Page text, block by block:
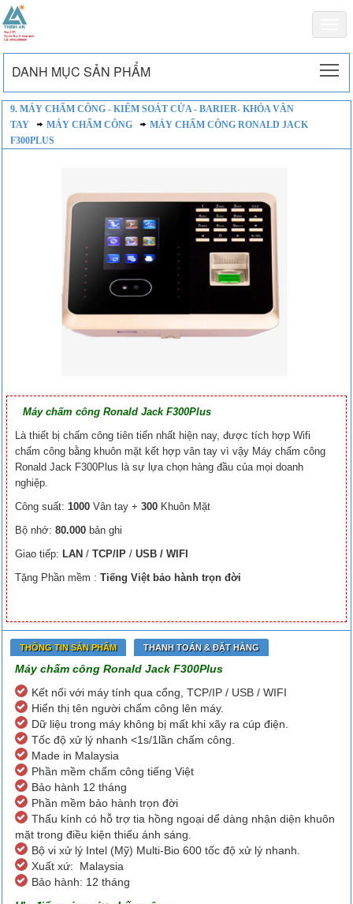
DANH MỤC SẢN PHẨM
9. MÁY CHẤM CÔNG - KIỂM SOÁT CỬA - BARIER- KHÓA VÂN
TAY
MÁY CHẤM CÔNG
MÁY CHẤM CÔNG RONALD JACK
F300PLUS
Máy chấm công Ronald Jack F300Plus
Là thiết bị chấm công tiên tiến nhất hiện nay, được tích hợp Wifi
chấm công bằng khuôn mặt kết hợp vân tay vì vậy Máy chấm công
Ronald Jack F300Plus là sự lựa chọn hàng đầu của mọi doanh
nghiệp.
Công suất: 1000 Vân tay + 300 Khuôn Mặt
Bộ nhớ: 80.000 bản ghi
Giao tiếp: LAN / TCP/IP / USB / WIFI
Tặng Phần mềm : Tiếng Việt bảo hành trọn đời
THÔNG TIN SẢN PHẨM THANH TOÁN & ĐẶT HÀNG
Máy chấm công Ronald Jack F300Plus
Kết nối với máy tính qua cổng, TCP/IP / USB / WIFI
Hiển thị tên người chấm công lên máy.
Dữ liệu trong máy không bị mất khi xãy ra cúp điện.
Tốc độ xử lý nhanh <1s/1lần chấm công.
Made in Malaysia
Phần mềm chấm công tiếng Việt
Bảo hành 12 tháng
Phần mềm bảo hành trọn đời
Thấu kính có hỗ trợ tia hồng ngoại dể dàng nhận diện khuôn
mặt trong điều kiện thiếu ánh sáng.
Bộ vi xử lý Intel (Mỹ) Multi-Bio 600 tốc độ xử lý nhanh.
Xuất xứ: Malaysia
Bảo hành: 12 tháng